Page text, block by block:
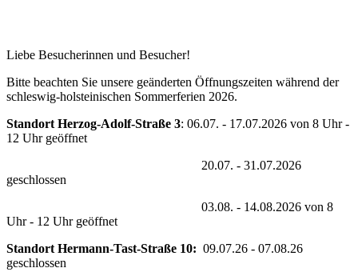
Liebe Besucherinnen und Besucher!
Bitte beachten Sie unsere geänderten Öffnungszeiten während der
schleswig-holsteinischen Sommerferien 2026.
Standort Herzog-Adolf-Straße 3: 06.07. - 17.07.2026 von 8 Uhr -
12 Uhr geöffnet
20.07. - 31.07.2026
geschlossen
03.08. - 14.08.2026 von 8
Uhr - 12 Uhr geöffnet
Standort Hermann-Tast-Straße 10: 09.07.26 - 07.08.26
geschlossen